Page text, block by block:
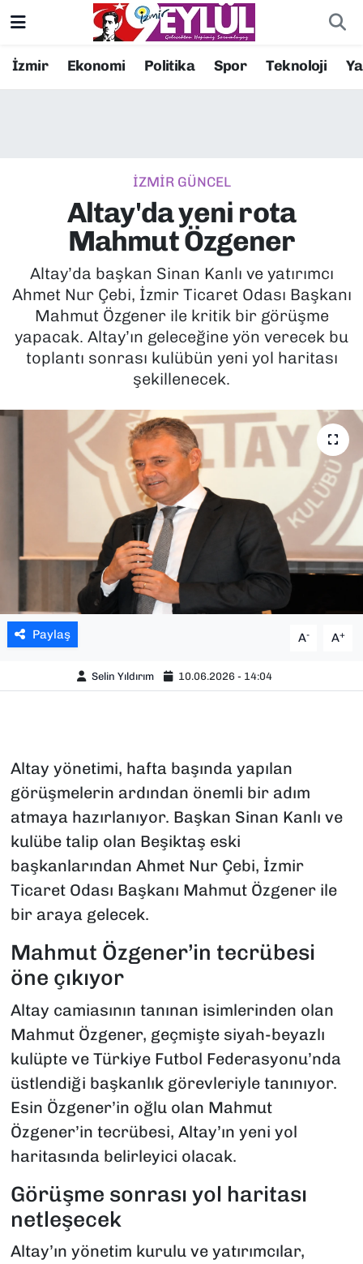
İzmir Ekonomi Politika Spor Teknoloji
İZMİR GÜNCEL
Altay'da yeni rota
Mahmut Özgener
Altay’da başkan Sinan Kanlı ve yatırımcı
Ahmet Nur Çebi, İzmir Ticaret Odası Başkanı
Mahmut Özgener ile kritik bir görüşme
yapacak. Altay’ın geleceğine yön verecek bu
toplantı sonrası kulübün yeni yol haritası
şekillenecek.
Paylaş A- A+
Selin Yıldırım 10.06.2026 - 14:04
Altay yönetimi, hafta başında yapılan
görüşmelerin ardından önemli bir adım
atmaya hazırlanıyor. Başkan Sinan Kanlı ve
kulübe talip olan Beşiktaş eski
başkanlarından Ahmet Nur Çebi, İzmir
Ticaret Odası Başkanı Mahmut Özgener ile
bir araya gelecek.
Mahmut Özgener’in tecrübesi
öne çıkıyor
Altay camiasının tanınan isimlerinden olan
Mahmut Özgener, geçmişte siyah-beyazlı
kulüpte ve Türkiye Futbol Federasyonu’nda
üstlendiği başkanlık görevleriyle tanınıyor.
Esin Özgener’in oğlu olan Mahmut
Özgener’in tecrübesi, Altay’ın yeni yol
haritasında belirleyici olacak.
Görüşme sonrası yol haritası
netleşecek
Altay’ın yönetim kurulu ve yatırımcılar,
Resmi İlanlar
EKONOMİ
KÜLTÜR SANAT
MAGAZİN
POLİTİKA
SPOR
TEKNOLOJİ
YEREL YÖNETİMLER
Konak Nöbetçi Eczaneler
Süper Lig Puan Durumu ve Fikstür
Tüm Manşetler
Son Dakika Haberleri
Haber Arşivi